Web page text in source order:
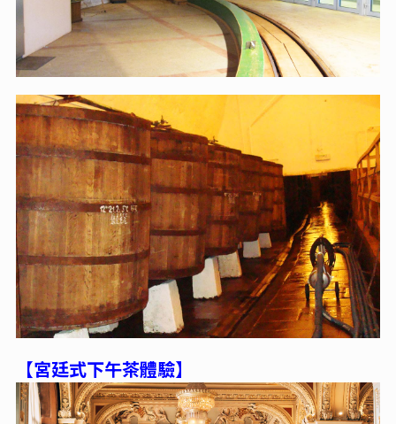
【宮廷式下午茶體驗】